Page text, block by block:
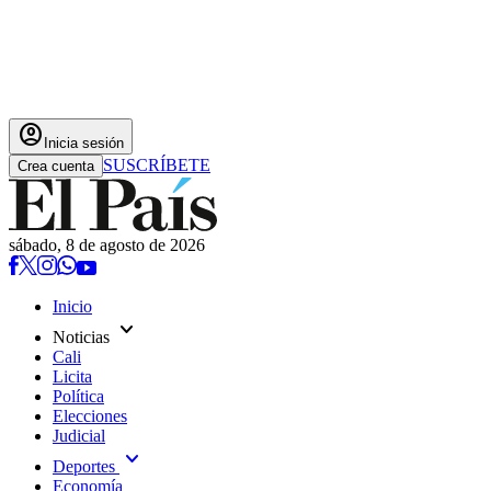
account_circle Inicia sesión
Crea cuenta SUSCRÍBETE
sábado, 8 de agosto de 2026
Inicio
Noticias expand_more
Cali
Licita
Política
Elecciones
Judicial
Deportes expand_more
Economía